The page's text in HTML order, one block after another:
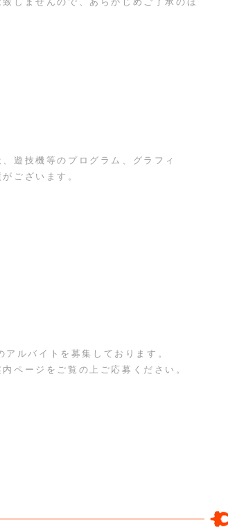
遊技機等のプログラム、グラフィ
ございます。
ルバイトを募集しております。
ページをご覧の上ご応募ください。